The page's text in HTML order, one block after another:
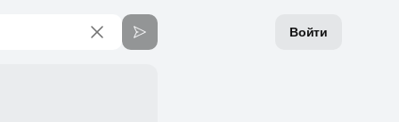
Войти